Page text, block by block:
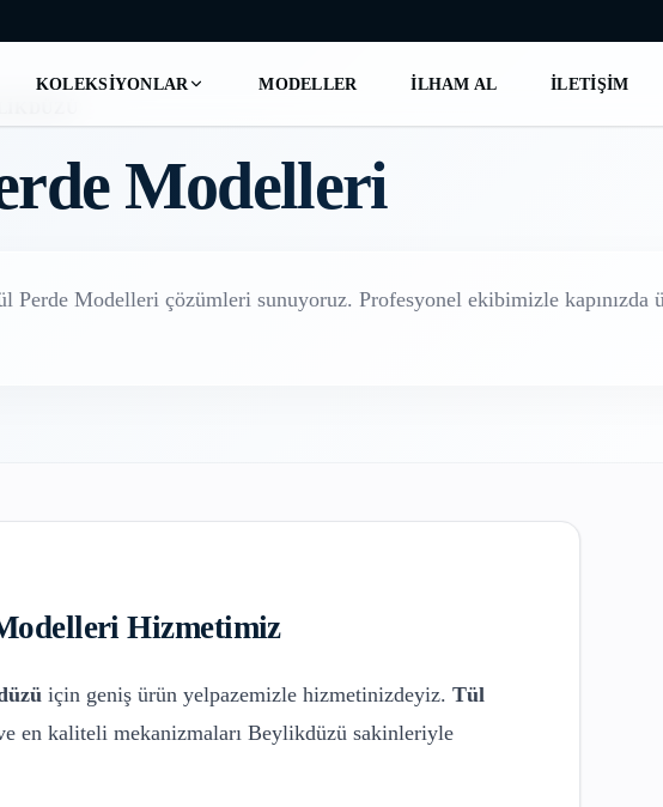
KOLEKSIYONLAR MODELLER İLHAM AL
İLETIŞIM
Modelleri
Perde Modelleri çözümleri sunuyoruz. Profesyonel ekibimizle
Hizmetimiz
için geniş ürün yelpazemizle hizmetinizdeyiz. Tül
en kaliteli mekanizmaları Beylikdüzü sakinleriyle